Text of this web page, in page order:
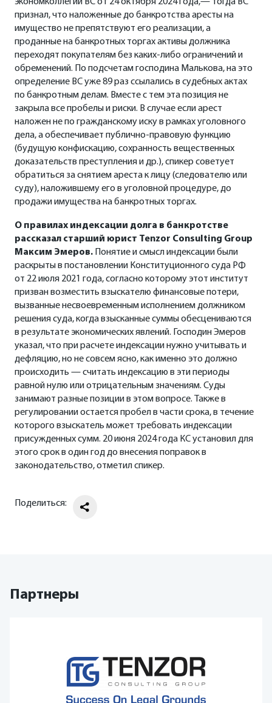
признал, что наложенные до банкротства аресты на
имущество не препятствуют его реализации, а
проданные на банкротных торгах активы должника
переходят покупателям без каких-либо ограничений и
обременений. По подсчетам господина Малькова, на это
определение ВС уже 89 раз ссылались в судебных актах
по банкротным делам. Вместе с тем эта позиция не
закрыла все пробелы и риски. В случае если арест
наложен не по гражданскому иску в рамках уголовного
дела, а обеспечивает публично-правовую функцию
(будущую конфискацию, сохранность вещественных
доказательств преступления и др.), спикер советует
обратиться за снятием ареста к лицу (следователю или
суду), наложившему его в уголовной процедуре, до
продажи имущества на банкротных торгах.
О правилах индексации долга в банкротстве
рассказал старший юрист Tenzor Consulting Group
Максим Эмеров.
Понятие и смысл индексации были
раскрыты в постановлении Конституционного суда РФ
от 22 июля 2021 года, согласно которому этот институт
призван возместить взыскателю финансовые потери,
вызванные несвоевременным исполнением должником
решения суда, когда взысканные суммы обесцениваются
в результате экономических явлений. Господин Эмеров
указал, что при расчете индексации нужно учитывать и
дефляцию, но не совсем ясно, как именно это должно
происходить — считать индексацию в эти периоды
равной нулю или отрицательным значениям. Суды
занимают разные позиции в этом вопросе. Также в
регулировании остается пробел в части срока, в течение
которого взыскатель может требовать индексации
присужденных сумм. 20 июня 2024 года КС установил для
этого срок в один год до внесения поправок в
законодательство, отметил спикер.
Поделиться:
Партнеры